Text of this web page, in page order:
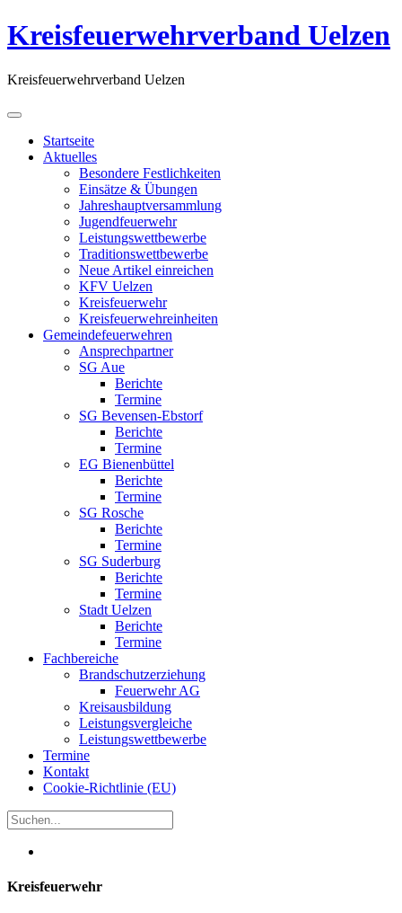
Kreisfeuerwehrverband Uelzen
Kreisfeuerwehrverband Uelzen
Startseite
Aktuelles
Besondere Festlichkeiten
Einsätze & Übungen
Jahreshauptversammlung
Jugendfeuerwehr
Leistungswettbewerbe
Traditionswettbewerbe
Neue Artikel einreichen
KFV Uelzen
Kreisfeuerwehr
Kreisfeuerwehreinheiten
Gemeindefeuerwehren
Ansprechpartner
SG Aue
Berichte
Termine
SG Bevensen-Ebstorf
Berichte
Termine
EG Bienenbüttel
Berichte
Termine
SG Rosche
Berichte
Termine
SG Suderburg
Berichte
Termine
Stadt Uelzen
Berichte
Termine
Fachbereiche
Brandschutzerziehung
Feuerwehr AG
Kreisausbildung
Leistungsvergleiche
Leistungswettbewerbe
Termine
Kontakt
Cookie-Richtlinie (EU)
Kreisfeuerwehr